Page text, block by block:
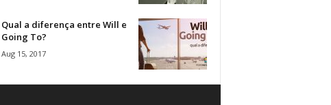
Qual a diferença entre Will e
Going To?
Aug 15, 2017